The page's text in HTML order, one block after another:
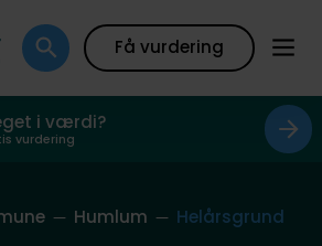
Få vurdering
i værdi?
vurdering
Humlum Helårsgrund